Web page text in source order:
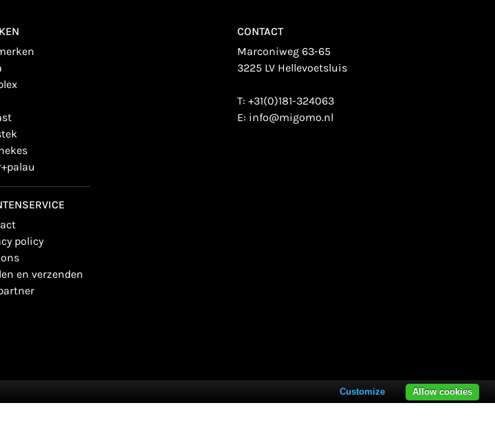
policy
ons
en verzenden
CONTACT
Marconiweg 63-65
3225 LV Hellevoetsluis
T:+31(0)181-324063
E: info@migomo.nl
Allow cookies
Customize